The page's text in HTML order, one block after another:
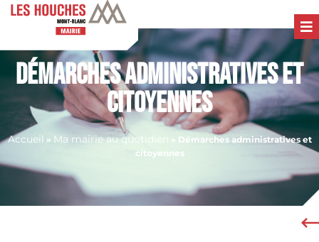
Démarches administratives et
citoyennes
Accueil » Ma mairie au quotidien » Démarches administratives et
citoyennes